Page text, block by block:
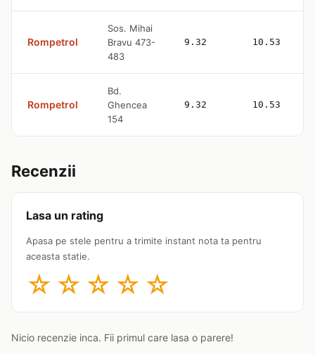
Rompetrol
Sos. Mihai
Bravu 473-
483
9.32 10.53
Rompetrol
Bd.
Ghencea
154
9.32 10.53
Recenzii
Lasa un rating
Apasa pe stele pentru a trimite instant nota ta pentru
aceasta statie.
☆ ☆ ☆ ☆ ☆
Nicio recenzie inca. Fii primul care lasa o parere!